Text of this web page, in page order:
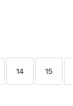
14 15